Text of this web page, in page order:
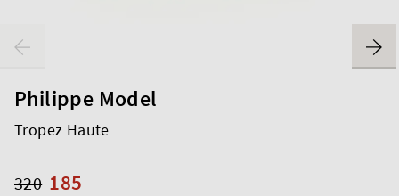
Philippe Model
Tropez Haute
185
320